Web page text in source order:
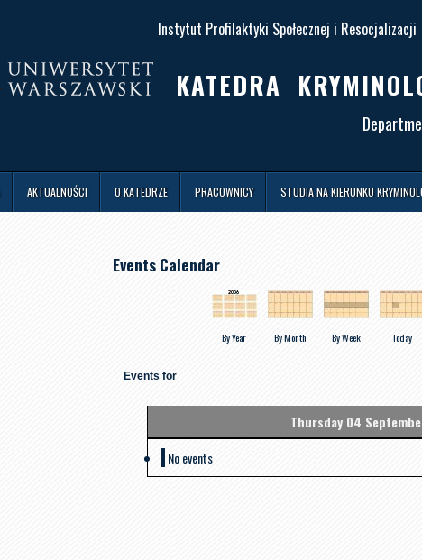
Instytut Profilaktyki Społecznej i Resocjalizacji
KATEDRA
AKTUALNOŚCI O KATEDRZE PRACOWNICY STUDIA NA KIERUNKU
Events Calendar
By Year By Month By Week Today
Events for
Thursday 04
No events